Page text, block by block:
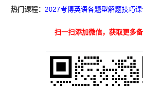
热门课程： 2027考博英语各题型解题技巧课
扫一扫添加微信，获取更多